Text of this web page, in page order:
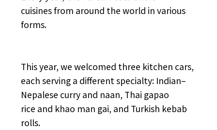
cuisines from around the world in various
forms.
This year, we welcomed three kitchen cars,
each serving a different specialty: Indian–
Nepalese curry and naan, Thai gapao
rice and khao man gai, and Turkish kebab
rolls.